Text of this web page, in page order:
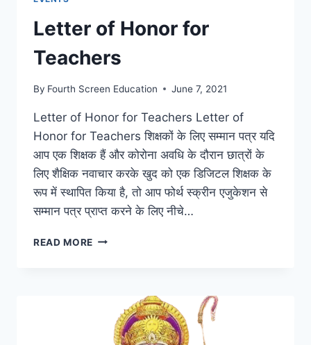
Letter of Honor for
Teachers
By Fourth Screen Education June 7, 2021
Letter of Honor for Teachers Letter of
Honor for Teachers शिक्षकों के लिए सम्मान पत्र यदि
आप एक शिक्षक हैं और कोरोना अवधि के दौरान छात्रों के
लिए शैक्षिक नवाचार करके खुद को एक डिजिटल शिक्षक के
रूप में स्थापित किया है, तो आप फोर्थ स्क्रीन एजुकेशन से
सम्मान पत्र प्राप्त करने के लिए नीचे…
READ MORE LETTER
TEACHERS